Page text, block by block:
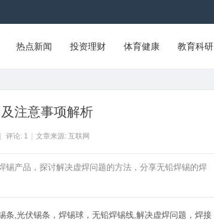
热点新闻 投资理财 体育健康 教育科研
注意事项解析
评论: 1 文章来源: 互联网
产品，探讨解决虚焊问题的方法，分享无铅焊锡的焊
,光伏锡条，焊锡球，无铅焊锡线,解决虚焊问题，焊接